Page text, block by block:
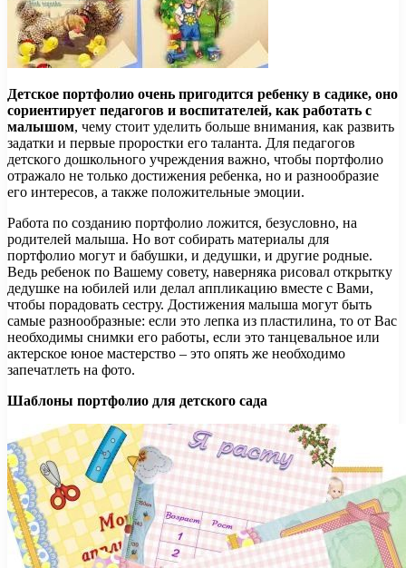
Детское портфолио очень пригодится ребенку в садике, оно
сориентирует педагогов и воспитателей, как работать с
малышом, чему стоит уделить больше внимания, как развить
задатки и первые проростки его таланта. Для педагогов
детского дошкольного учреждения важно, чтобы портфолио
отражало не только достижения ребенка, но и разнообразие
его интересов, а также положительные эмоции.
Работа по созданию портфолио ложится, безусловно, на
родителей малыша. Но вот собирать материалы для
портфолио могут и бабушки, и дедушки, и другие родные.
Ведь ребенок по Вашему совету, наверняка рисовал открытку
дедушке на юбилей или делал аппликацию вместе с Вами,
чтобы порадовать сестру. Достижения малыша могут быть
самые разнообразные: если это лепка из пластилина, то от Вас
необходимы снимки его работы, если это танцевальное или
актерское юное мастерство – это опять же необходимо
запечатлеть на фото.
Шаблоны портфолио для детского сада